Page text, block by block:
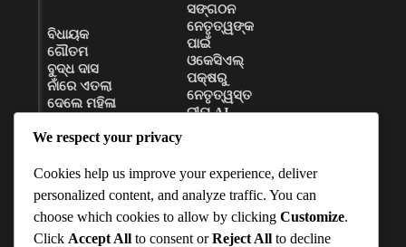
ବିଧାୟକ
ଗୌତମ
ବୁଦ୍ଧ ଦାସ
ନାଁରେ ଏତଲା
ଦେଲେ ମହିଳା
D Dash
August 8,
2026
ସଙ୍ଗଠନ
ନେତୃତ୍ୱଙ୍କ
ପାଇଁ
ଓକେସିଏଲ୍
ପକ୍ଷରୁ
ନେତୃତ୍ୱସ୍ତ
ରୀୟ AI
ଆୟୋଜିତ
D Dash
August 8,
We respect your privacy
Cookies help us improve your experience, deliver
personalized content, and analyze traffic. You can
choose which cookies to allow by clicking Customize.
Click Accept All to consent orReject All to decline